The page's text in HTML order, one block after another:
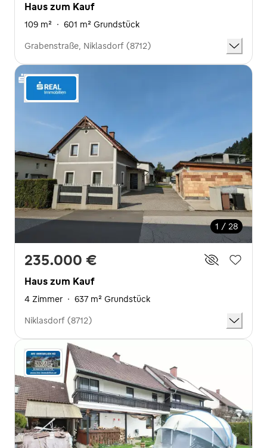
Haus zum Kauf
109 m² · 601 m² Grundstück
Grabenstraße, Niklasdorf (8712)
1 / 28
235.000 €
Haus zum Kauf
4 Zimmer · 637 m² Grundstück
Niklasdorf (8712)